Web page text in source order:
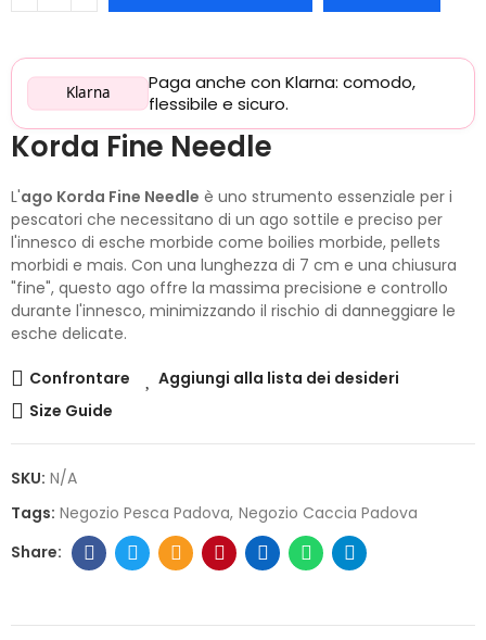
Klarna
Paga anche con Klarna: comodo,
flessibile e sicuro.
Korda Fine Needle
L'ago Korda Fine Needle è uno strumento essenziale per i
pescatori che necessitano di un ago sottile e preciso per
l'innesco di esche morbide come boilies morbide, pellets
morbidi e mais. Con una lunghezza di 7 cm e una chiusura
"fine", questo ago offre la massima precisione e controllo
durante l'innesco, minimizzando il rischio di danneggiare le
esche delicate.
Confrontare
Aggiungi alla lista dei desideri
Size Guide
SKU: N/A
Tags: Negozio Pesca Padova Negozio Caccia Padova